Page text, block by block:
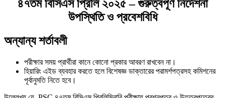
৪৭তম বিসিএস প্রিলি ২০২৫ – গুরুত্বপূর্ণ নির্দেশনা
উপস্থিতি ও প্রবেশবিধি
অন্যান্য শর্তাবলী
পরীক্ষার সময় প্রার্থীরা কানে কোনো প্রকার আবরণ রাখবেন না।
হিয়ারিং এইড ব্যবহার করতে হলে বিশেষজ্ঞ ডাক্তারের পরামর্শপত্রসহ কমিশনের
পূর্বানুমতি নিতে হবে।